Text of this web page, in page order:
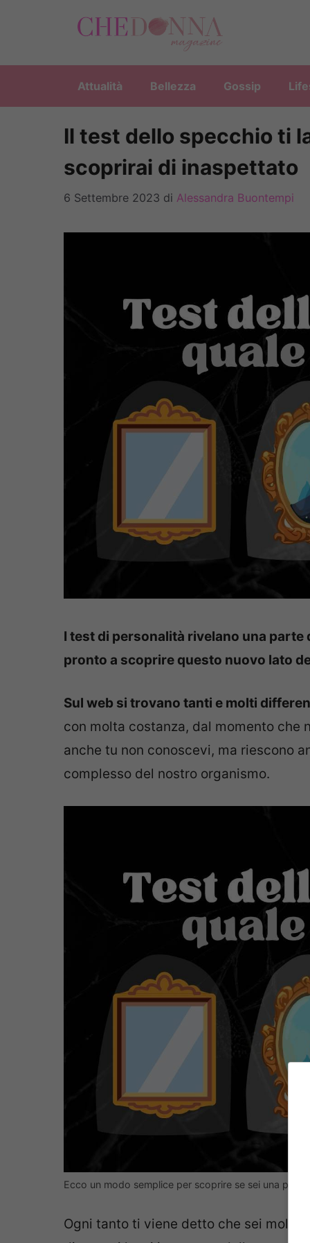
Attualità Bellezza Gossip
Il test dello specchio ti
scoprirai di inaspettato
6 Settembre 2023 di Alessandra Buontempi
I test di personalità rivelano una parte
pronto a scoprire questo nuovo lato
Sul web si trovano tanti e molti
con molta costanza, dal momento che
anche tu non conoscevi, ma riescono
complesso del nostro organismo.
Ecco un modo semplice per scoprire se sei una
Ogni tanto ti viene detto che sei molto